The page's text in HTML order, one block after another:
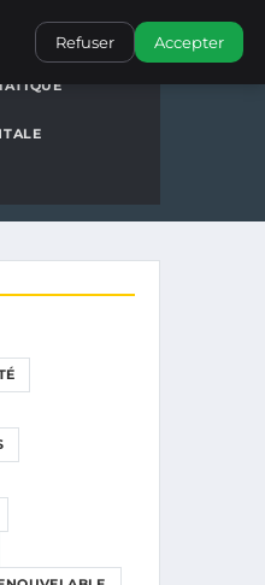
CONTACT
Refuser Accepter